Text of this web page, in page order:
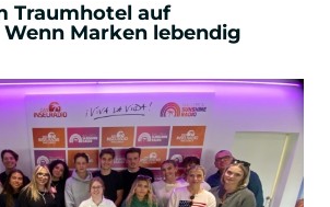
ausblenden
Traumhotel auf
Marken lebendig